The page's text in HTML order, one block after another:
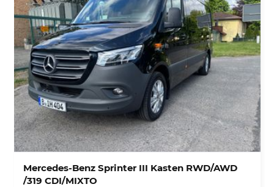
Mercedes-Benz Sprinter III Kasten RWD/AWD
/319 CDI/MIXTO